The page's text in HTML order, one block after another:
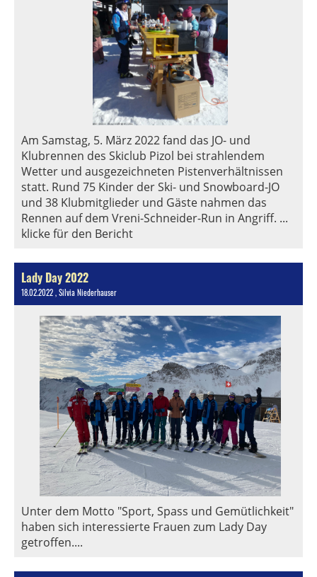
Am Samstag, 5. März 2022 fand das JO- und
Klubrennen des Skiclub Pizol bei strahlendem
Wetter und ausgezeichneten Pistenverhältnissen
statt. Rund 75 Kinder der Ski- und Snowboard-JO
und 38 Klubmitglieder und Gäste nahmen das
Rennen auf dem Vreni-Schneider-Run in Angriff. ...
klicke für den Bericht
Lady Day 2022
18.02.2022, Silvia Niederhauser
Unter dem Motto "Sport, Spass und Gemütlichkeit"
haben sich interessierte Frauen zum Lady Day
getroffen....